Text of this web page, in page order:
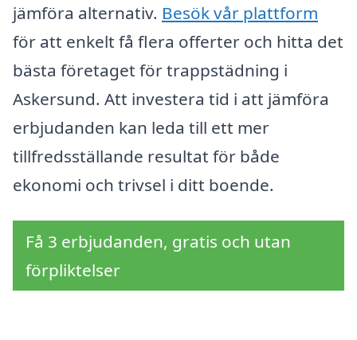
jämföra alternativ. Besök vår plattform
för att enkelt få flera offerter och hitta det
bästa företaget för trappstädning i
Askersund. Att investera tid i att jämföra
erbjudanden kan leda till ett mer
tillfredsställande resultat för både
ekonomi och trivsel i ditt boende.
Få 3 erbjudanden, gratis och utan
förpliktelser